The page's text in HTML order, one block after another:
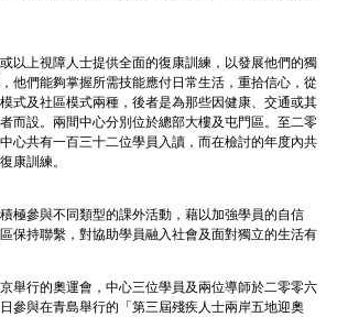
以上視障人士提供全面的復康訓練，以發展他們的獨
他們能夠掌握所需技能應付日常生活，重拾信心，從
式及社區模式兩種，後者是為那些因健康、交通或其
而設。兩間中心分別位於總部大樓及屯門區。至二零
心共有一百三十二位學員入讀，而在檢討的年度內共
康訓練。
極參與不同類型的課外活動，藉以加強學員的自信
保持聯繫，對協助學員融入社會及面對獨立的生活有
舉行的奧運會，中心三位學員及兩位導師於二零零六
參與在青島舉行的「第三屆殘疾人士兩岸五地迎奧